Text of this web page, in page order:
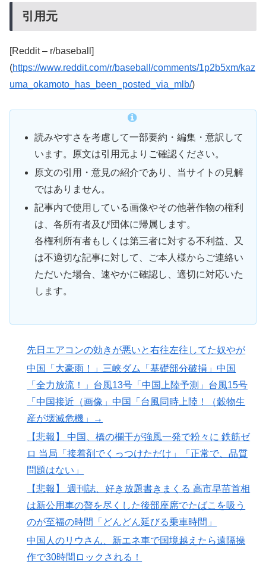
引用元
[Reddit – r/baseball]
(https://www.reddit.com/r/baseball/comments/1p2b5xm/kaz
uma_okamoto_has_been_posted_via_mlb/)
読みやすさを考慮して一部要約・編集・意訳して
います。原文は引用元よりご確認ください。
原文の引用・意見の紹介であり、当サイトの見解
ではありません。
記事内で使用している画像やその他著作物の権利
は、各所有者及び団体に帰属します。
各権利所有者もしくは第三者に対する不利益、又
は不適切な記事に対して、ご本人様からご連絡い
ただいた場合、速やかに確認し、適切に対応いた
します。
先日エアコンの効きが悪いと右往左往してた奴やが
中国「大豪雨！」三峡ダム「基礎部分破損」中国
「全力放流！」台風13号「中国上陸予測」台風15号
「中国接近（画像」中国「台風同時上陸！（穀物生
産が壊滅危機」→
【悲報】 中国、橋の欄干が強風一発で粉々に 鉄筋ゼ
ロ 当局「接着剤でくっつけただけ」「正常で、品質
問題はない」
【悲報】 週刊誌、好き放題書きまくる 高市早苗首相
は新公用車の贅を尽くした後部座席でたばこを吸う
のが至福の時間「どんどん延びる乗車時間」
中国人のリウさん、新エネ車で国境越えたら遠隔操
作で30時間ロックされる！